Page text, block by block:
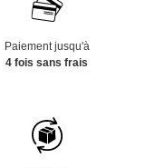
Paiement jusqu'à
4 fois sans frais